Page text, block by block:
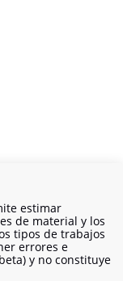
estimar
de material y los
tipos de trabajos
errores e
y no constituye